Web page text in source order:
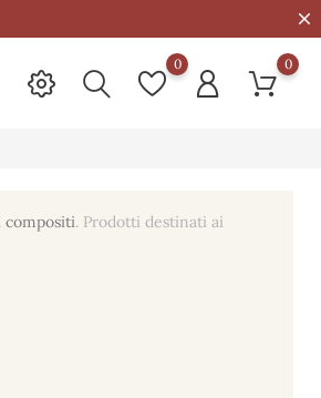
0 0
compositi. Prodotti destinati ai